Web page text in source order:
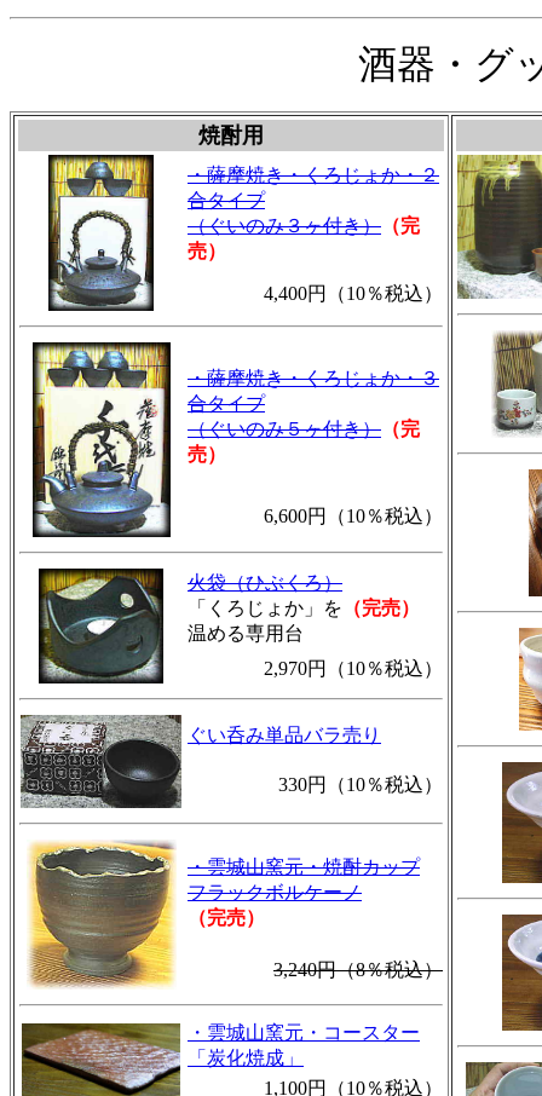
酒器・グ
焼酎用
・薩摩焼き・くろじょか・２
合タイプ
（ぐいのみ３ヶ付き） （完
売）
4,400円（10％税込）
・薩摩焼き・くろじょか・３
合タイプ
（ぐいのみ５ヶ付き） （完
売）
6,600円（10％税込）
火袋（ひぶくろ）
「くろじょか」を （完売）
温める専用台
2,970円（10％税込）
ぐい呑み単品バラ売り
330円（10％税込）
・雲城山窯元・焼酎カップ
フラックボルケーノ
（完売）
3,240円（8％税込）
・雲城山窯元・コースター
「炭化焼成」
1,100円（10％税込）